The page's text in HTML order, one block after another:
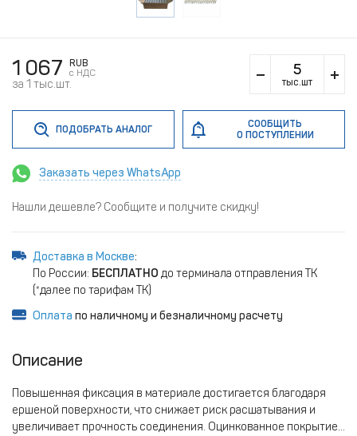
1 067
RUB
c НДС
за 1 тыс.шт. тыс.шт
ПОДОБРАТЬ АНАЛОГ
СООБЩИТЬ
О ПОСТУПЛЕНИИ
Заказать через WhatsApp
Нашли дешевле? Сообщите и получите скидку!
Доставка в Москве:
По России: БЕСПЛАТНО до терминала отправления ТК
(*далее по тарифам ТК)
Оплата по наличному и безналичному расчету
Описание
Повышенная фиксация в материале достигается благодаря
ершеной поверхности, что снижает риск расшатывания и
увеличивает прочность соединения. Оцинкованное покрытие